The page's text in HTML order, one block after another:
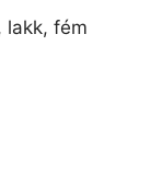
lakk, fém